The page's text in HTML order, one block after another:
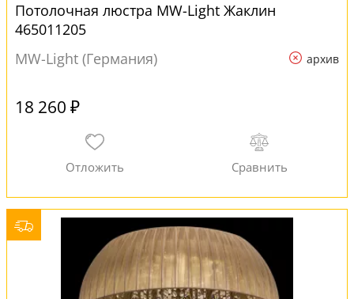
Потолочная люстра MW-Light Жаклин
465011205
MW-Light (Германия)
архив
18 260 ₽